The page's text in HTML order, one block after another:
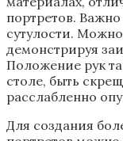
портретов. Важно
сутулости.
демонстрируя
Положение рук
столе, быть
расслабленно
Для создания